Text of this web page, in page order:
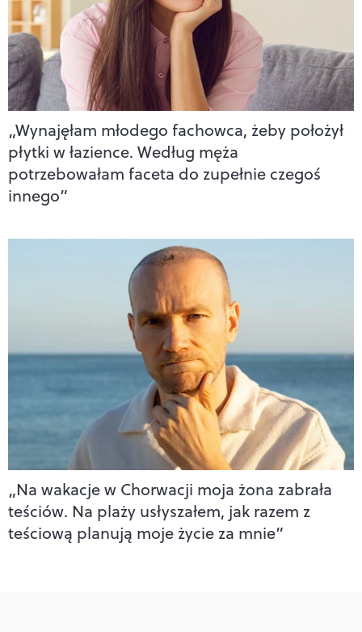
„Wynajęłam młodego fachowca, żeby położył
płytki w łazience. Według męża
potrzebowałam faceta do zupełnie czegoś
innego”
„Na wakacje w Chorwacji moja żona zabrała
teściów. Na plaży usłyszałem, jak razem z
teściową planują moje życie za mnie”